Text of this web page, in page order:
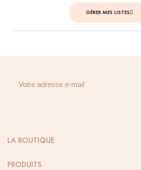
GÉRER MES LISTES
LA BOUTIQUE
PRODUITS